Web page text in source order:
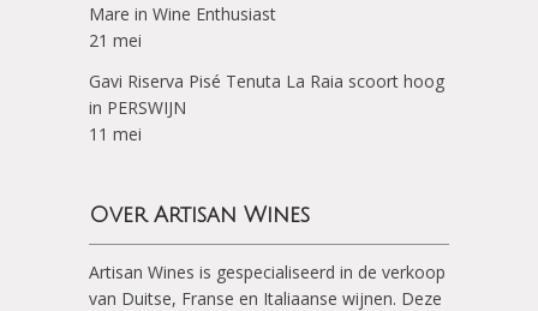
Mare in Wine Enthusiast
21 mei
Gavi Riserva Pisé Tenuta La Raia scoort hoog
in PERSWIJN
11 mei
Over Artisan Wines
Artisan Wines is gespecialiseerd in de verkoop
van Duitse, Franse en Italiaanse wijnen. Deze